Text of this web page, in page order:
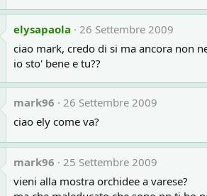
elysapaola
26 Settembre 2009
ciao mark, credo di si ma ancora non
io sto' bene e tu??
mark96
26 Settembre 2009
ciao ely come va?
mark96
25 Settembre 2009
vieni alla mostra orchidee a varese?